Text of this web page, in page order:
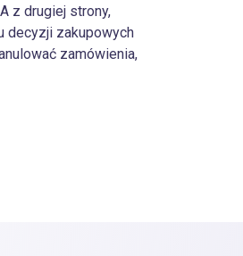
z drugiej strony,
decyzji zakupowych
zamówienia,